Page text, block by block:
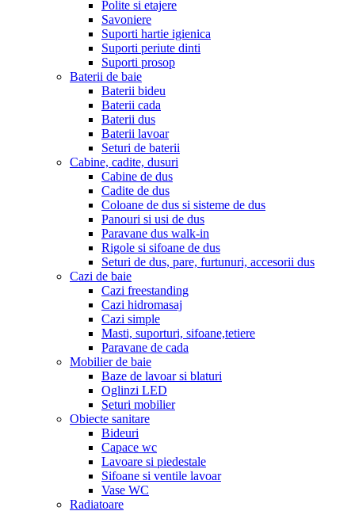
Polite si etajere
Savoniere
Suporti hartie igienica
Suporti periute dinti
Suporti prosop
Baterii de baie
Baterii bideu
Baterii cada
Baterii dus
Baterii lavoar
Seturi de baterii
Cabine, cadite, dusuri
Cabine de dus
Cadite de dus
Coloane de dus si sisteme de dus
Panouri si usi de dus
Paravane dus walk-in
Rigole si sifoane de dus
Seturi de dus, pare, furtunuri, accesorii dus
Cazi de baie
Cazi freestanding
Cazi hidromasaj
Cazi simple
Masti, suporturi, sifoane,tetiere
Paravane de cada
Mobilier de baie
Baze de lavoar si blaturi
Oglinzi LED
Seturi mobilier
Obiecte sanitare
Bideuri
Capace wc
Lavoare si piedestale
Sifoane si ventile lavoar
Vase WC
Radiatoare